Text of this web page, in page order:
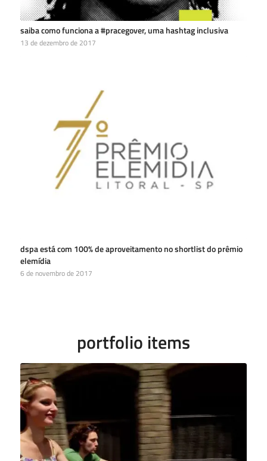
saiba como funciona a #pracegover, uma hashtag inclusiva
13 de dezembro de 2017
dspa está com 100% de aproveitamento no shortlist do prêmio
elemídia
6 de novembro de 2017
portfolio items